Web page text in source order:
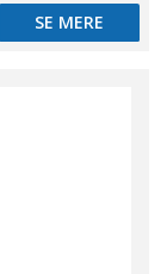
SE MERE
SE MERE